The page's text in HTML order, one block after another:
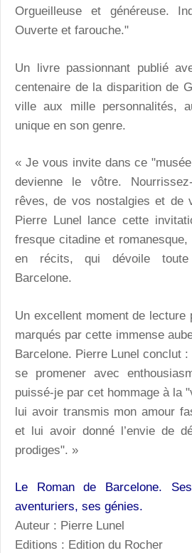
Orgueilleuse et généreuse.
Ouverte et farouche."
Un livre passionnant publié
centenaire de la disparition de
ville aux mille personnalités,
unique en son genre.
« Je vous invite dans ce "musée
devienne le vôtre.
rêves, de vos nostalgies et
Pierre Lunel lance cette
fresque citadine et
en récits, qui dévoile
Barcelone.
Un excellent moment de lecture
marqués par cette immense
Barcelone. Pierre Lunel conclut
se promener avec
puissé-je par cet hommage à la
lui avoir transmis mon amour
et lui avoir donné l’envie de
prodiges". »
Le Roman de Barcelone.
aventuriers, ses génies.
Auteur : Pierre Lunel
Editions : Edition du Rocher